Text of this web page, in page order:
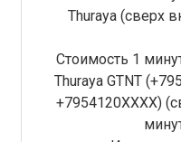
Thuraya (сверх
Стоимость 1
Thuraya GTNT
+7954120ХХХХ)